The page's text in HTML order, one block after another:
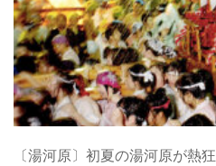
〔湯河原〕初夏の湯河原が熱